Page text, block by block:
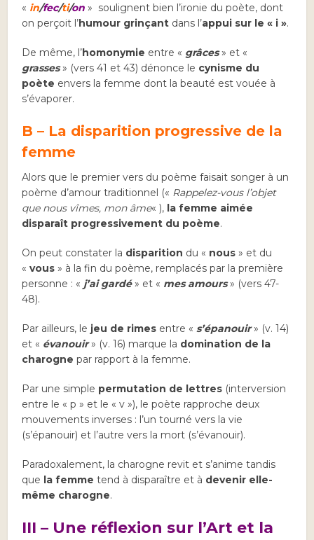
« in/fec/ti/on » soulignent bien l’ironie du poète, dont
on perçoit l’humour grinçant dans l’appui sur le « i ».
De même, l’homonymie entre « grâces» et «
grasses » (vers 41 et 43) dénonce le cynisme du
poète envers la femme dont la beauté est vouée à
s’évaporer.
B – La disparition progressive de la
femme
Alors que le premier vers du poème faisait songer à un
poème d’amour traditionnel (« Rappelez-vous l’objet
que nous vîmes, mon âme« ), la femme aimée
disparaît progressivement du poème.
On peut constater la disparition du « nous » et du
«vous » à la fin du poème, remplacés par la première
personne : « j’ai gardé» et « mes amours » (vers 47-
48).
Par ailleurs, le jeu de rimes entre « s’épanouir» (v. 14)
et « évanouir» (v. 16) marque la domination de la
charogne par rapport à la femme.
Par une simple permutation de lettres (interversion
entre le « p » et le « v »), le poète rapproche deux
mouvements inverses : l’un tourné vers la vie
(s’épanouir) et l’autre vers la mort (s’évanouir).
Paradoxalement, la charogne revit et s’anime tandis
que la femme tend à disparaître et à devenir elle-
même charogne.
III – Une réflexion sur l’Art et la